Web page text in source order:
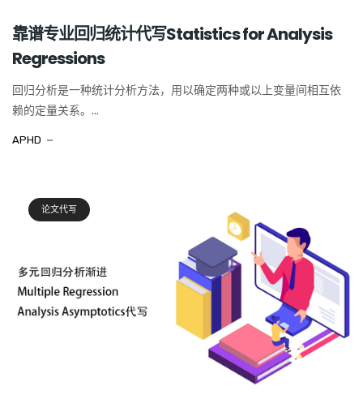
靠谱专业回归统计代写Statistics for Analysis
Regressions
回归分析是一种统计分析方法，用以确定两种或以上变量间相互依
赖的定量关系。...
APHD
论文代写